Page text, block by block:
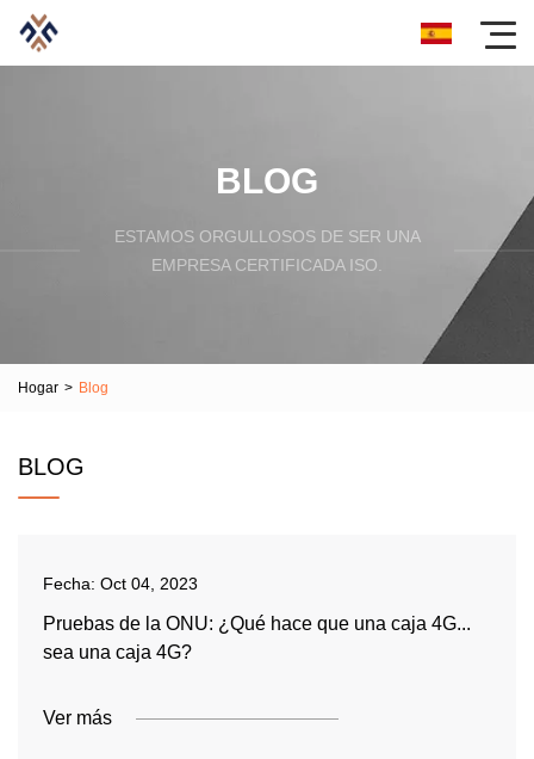
BLOG
ESTAMOS ORGULLOSOS DE SER UNA
EMPRESA CERTIFICADA ISO.
Hogar > Blog
BLOG
Fecha: Oct 04, 2023
Pruebas de la ONU: ¿Qué hace que una caja 4G...
sea una caja 4G?
Ver más